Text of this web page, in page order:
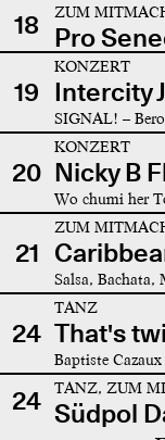
18 ZUM
Pro
19
KONZERT
Intercity
SIGNAL! –
20
KONZERT
Nicky B
Wo chumi her
21
ZUM
Salsa, Bachata,
24
TANZ
That's
Baptiste Cazaux
24 TANZ, ZUM
Südpol